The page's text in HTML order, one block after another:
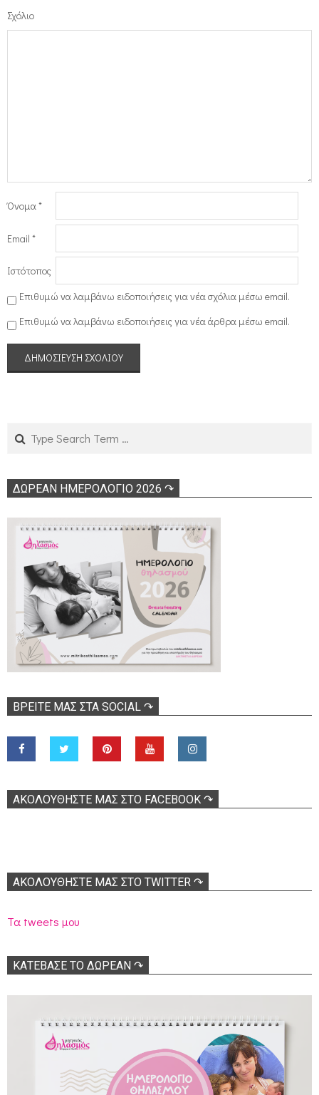
Σχόλιο
Όνομα*
Email *
Ιστότοπος
Επιθυμώ να λαμβάνω ειδοποιήσεις για νέα σχόλια μέσω email.
Επιθυμώ να λαμβάνω ειδοποιήσεις για νέα άρθρα μέσω email.
ΔΩΡΕΑΝ ΗΜΕΡΟΛΟΓΙΟ 2026 ↷
ΒΡΕΊΤΕ ΜΑΣ ΣΤΑ SOCIAL ↷
ΑΚΟΛOΥΘΉΣΤΕ ΜΑΣ ΣΤΟ FACEBOOK ↷
ΑΚΟΛΟΥΘΉΣΤΕ ΜΑΣ ΣΤΟ TWITTER ↷
Τα tweets μου
ΚΑΤΕΒΑΣΕ ΤΟ ΔΩΡΕΑΝ ↷